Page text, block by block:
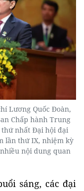
Lương Quốc Đoàn,
Chấp hành Trung
nhất Đại hội đại
lần thứ IX, nhiệm kỳ
nội dung quan
sáng, các đại